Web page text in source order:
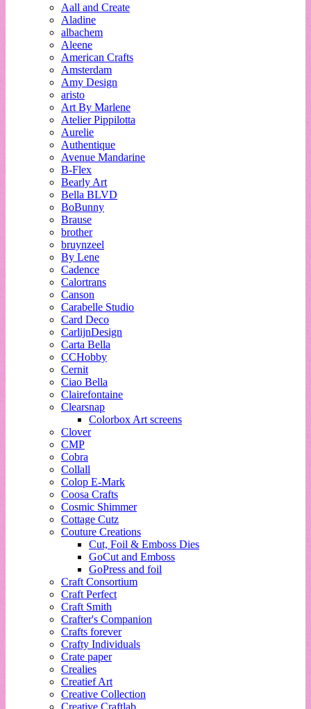
Aall and Create
Aladine
albachem
Aleene
American Crafts
Amsterdam
Amy Design
aristo
Art By Marlene
Atelier Pippilotta
Aurelie
Authentique
Avenue Mandarine
B-Flex
Bearly Art
Bella BLVD
BoBunny
Brause
brother
bruynzeel
By Lene
Cadence
Calortrans
Canson
Carabelle Studio
Card Deco
CarlijnDesign
Carta Bella
CCHobby
Cernit
Ciao Bella
Clairefontaine
Clearsnap
Colorbox Art screens
Clover
CMP
Cobra
Collall
Colop E-Mark
Coosa Crafts
Cosmic Shimmer
Cottage Cutz
Couture Creations
Cut, Foil & Emboss Dies
GoCut and Emboss
GoPress and foil
Craft Consortium
Craft Perfect
Craft Smith
Crafter's Companion
Crafts forever
Crafty Individuals
Crate paper
Crealies
Creatief Art
Creative Collection
Creative Craftlab